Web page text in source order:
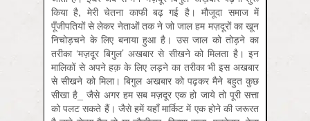
किया है, मेरी चेतना काफी बढ़ गई है। मौजूदा समाज में
पूँजीपतियों से लेकर नेताओं तक ने जो जाल हम मज़दूरों का खून
निचोड़चने के लिए बनाया हुआ है। उस जाल को तोड़ने का
तरीका ‘मज़दूर बिगुल’ अखबार से सीखने को मिलता है। इन
मालिकों से अपने हक़ के लिए लड़ने का तरीका भी इस अखबार
से सीखने को मिला। बिगुल अखबार को पढ़कर मैने बहुत कुछ
सीखा है_ जैसे अगर हम सब मज़दूर एक हो जाये तो पूरी सत्ता
को पलट सकते हैं। जैसे हमें यहाँ मार्किट में एक होने की जरूरत